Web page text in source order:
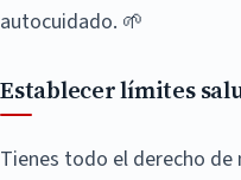
autocuidado. 🌱
Establecer límites
Tienes todo el derecho